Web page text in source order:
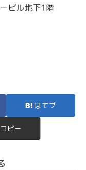
ビル地下1階
はてブ
コピー